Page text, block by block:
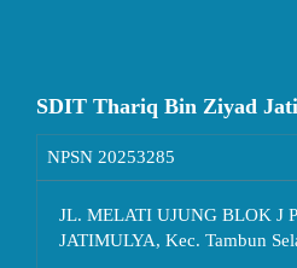
SDIT Thariq Bin Ziyad
NPSN 20253285
JL. MELATI UJUNG BLOK J
JATIMULYA, Kec. Tambun